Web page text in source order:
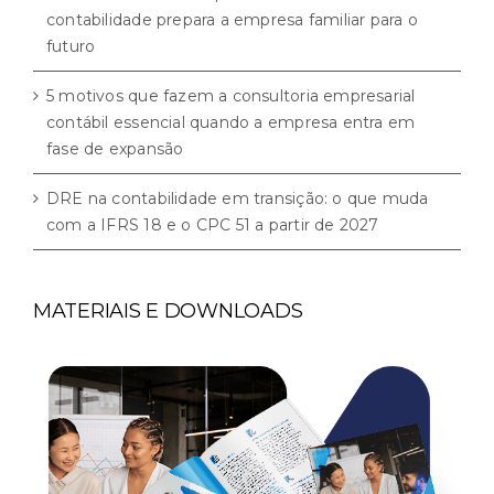
contabilidade prepara a empresa familiar para o
futuro
5 motivos que fazem a consultoria empresarial
contábil essencial quando a empresa entra em
fase de expansão
DRE na contabilidade em transição: o que muda
com a IFRS 18 e o CPC 51 a partir de 2027
MATERIAIS E DOWNLOADS